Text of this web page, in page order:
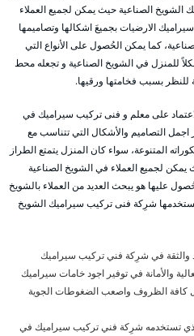
الصناعية حيث يمكن لجميع العملاء
الارضيات بجميعَ اشكالها وتصاميمها
كما يمكن الحُصول على الأنواع التي
للمنزل في الشويخ الصناعية و تجعله محط
للنظر بسبب فخامتها ورقيها.
على معلم و فنى تركيب سيراميك في
التصاميم والأشكال التي تتناسب مع
المتنوعة، سواء كان المنزل يتمتع الطراز
لجميع العملاء في الشويخ الصناعية
عليها هو يبحث العديد من العملاء بالشويخ
شرِكة فنى تركيب سيراميك الشويخ
والثقة في شرِكة فني تركيب سيراميك
والأمانة في توفير اجود خامات سيراميك
كافة الظروف واصعب الضغوطات الجوية
تستخدمه شرِكة فني تركيب سيراميك في